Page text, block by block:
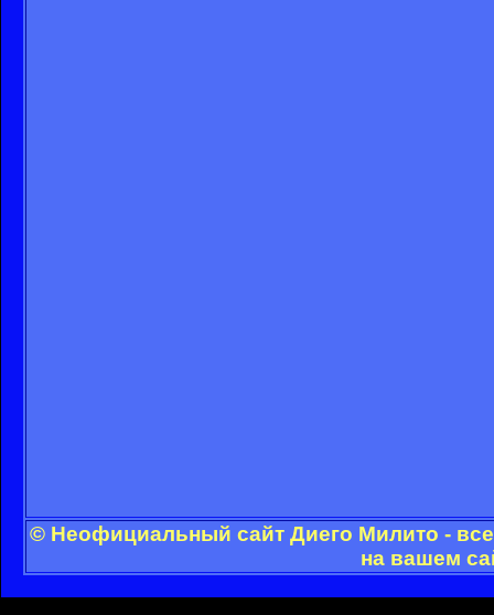
© Неофициальный сайт Диего Милито -
на вашем